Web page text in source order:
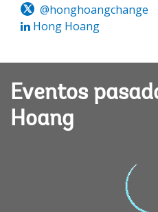
@honghoangchange
Hong Hoang
Eventos
Hoang